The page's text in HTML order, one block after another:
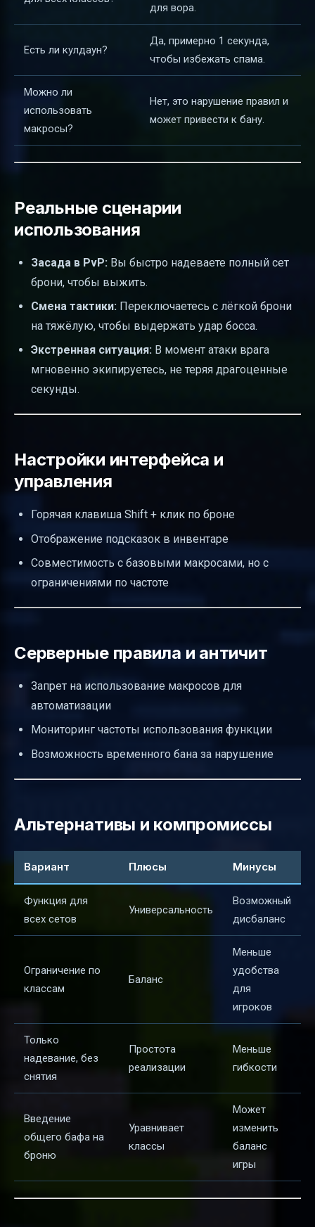
для вора.
Есть ли кулдаун?
Да, примерно 1 секунда,
чтобы избежать спама.
Можно ли
использовать
макросы?
Нет, это нарушение правил и
может привести к бану.
Реальные сценарии
использования
Засада в PvP: Вы быстро надеваете полный сет
брони, чтобы выжить.
Смена тактики: Переключаетесь с лёгкой брони
на тяжёлую, чтобы выдержать удар босса.
Экстренная ситуация: В момент атаки врага
мгновенно экипируетесь, не теряя драгоценные
секунды.
Настройки интерфейса и
управления
Горячая клавиша Shift + клик по броне
Отображение подсказок в инвентаре
Совместимость с базовыми макросами, но с
ограничениями по частоте
Серверные правила и античит
Запрет на использование макросов для
автоматизации
Мониторинг частоты использования функции
Возможность временного бана за нарушение
Альтернативы и компромиссы
Вариант Плюсы Минусы
Функция для
всех сетов
Универсальность
Возможный
дисбаланс
Ограничение по
классам
Баланс
Меньше
удобства
для
игроков
Только
надевание, без
снятия
Простота
реализации
Меньше
гибкости
Введение
общего бафа на
броню
Уравнивает
классы
Может
изменить
баланс
игры